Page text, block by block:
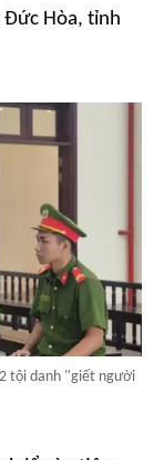
Đức Hòa, tỉnh
tội danh "giết người